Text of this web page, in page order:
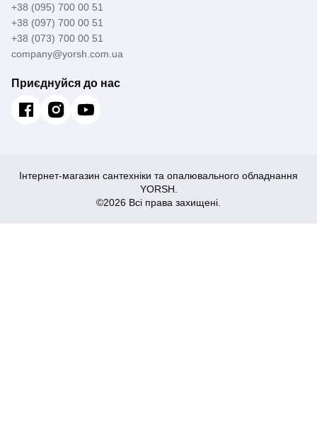
+38 (095) 700 00 51
+38 (097) 700 00 51
+38 (073) 700 00 51
company@yorsh.com.ua
Приєднуйся до нас
Інтернет-магазин сантехніки та опалювального обладнання
YORSH.
©2026 Всі права захищені.